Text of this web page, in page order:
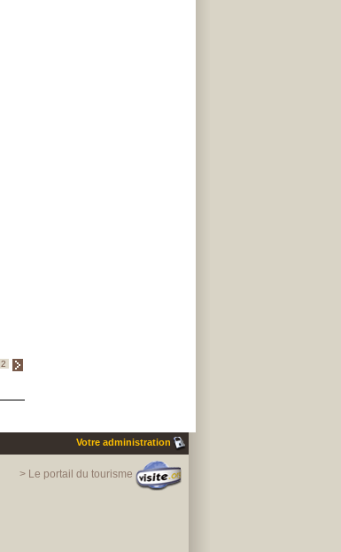
2
Votre administration
> Le portail du tourisme